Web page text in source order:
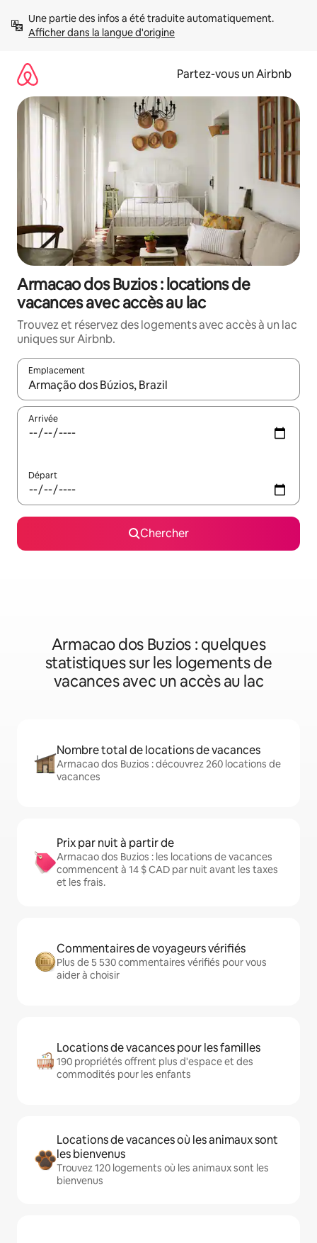
directement
Afficher dans la langue d'origine
Partez-vous un Airbnb
Armacao dos Buzios : locations de
vacances avec accès au lac
Trouvez et réservez des logements avec accès à un lac
uniques sur Airbnb.
Emplacement
Quand les résultats sont affichés, parcourez-les en utilisant
Arrivée
Départ
Chercher
Armacao dos Buzios : quelques
statistiques sur les logements de
vacances avec un accès au lac
Nombre total de locations de vacances
Armacao dos Buzios : découvrez 260 locations de
vacances
Prix par nuit à partir de
Armacao dos Buzios : les locations de vacances
commencent à 14 $ CAD par nuit avant les taxes
et les frais.
Commentaires de voyageurs vérifiés
Plus de 5 530 commentaires vérifiés pour vous
aider à choisir
Locations de vacances pour les familles
190 propriétés offrent plus d'espace et des
commodités pour les enfants
Locations de vacances où les animaux sont
les bienvenus
Trouvez 120 logements où les animaux sont les
bienvenus